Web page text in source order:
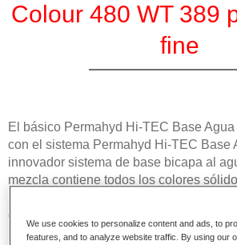
Colour 480 WT 389
fine
El básico Permahyd Hi-TEC Base
con el sistema Permahyd Hi-TEC Base
innovador sistema de base bicapa al
mezcla contiene todos los colores
necesarios para repintar turismos con
gran calidad.
We use cookies to personalize content and ads, to
features, and to analyze website traffic. By using our